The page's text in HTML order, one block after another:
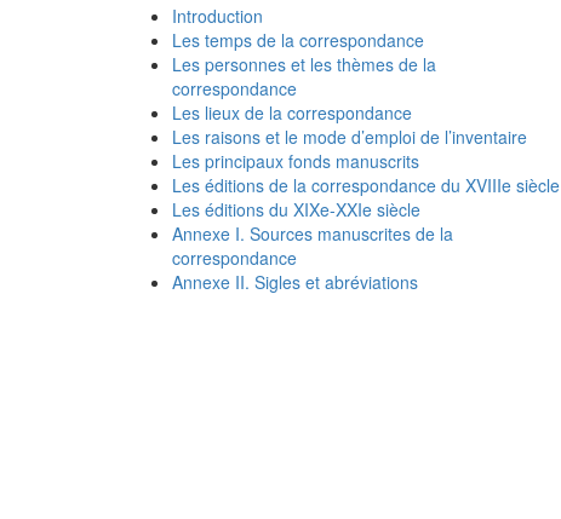
Introduction
Les temps de la correspondance
Les personnes et les thèmes de la
correspondance
Les lieux de la correspondance
Les raisons et le mode d’emploi de l’inventaire
Les principaux fonds manuscrits
Les éditions de la correspondance du XVIIIe siècle
Les éditions du XIXe-XXIe siècle
Annexe I. Sources manuscrites de la
correspondance
Annexe II. Sigles et abréviations